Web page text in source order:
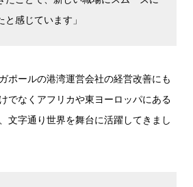
感じています」
ポールの港湾運営会社の経営改善にも
でなくアフリカや東ヨーロッパにある
文字通り世界を舞台に活躍してきまし